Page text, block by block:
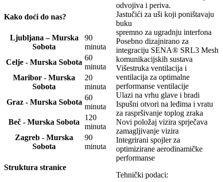
odvojiva i periva.
Jastučići za uši koji poništavaju
buku
spremno za ugradnju interfona
Posebno dizajnirano za
integraciju SENA® SRL3 Mesh
komunikacijskih sustava
Višestruka ventilacija i
ventilacija za optimalne
performanse ventilacije
Ulazi na vrhu glave i bradi
Ispušni otvori na leđima i vratu
za raspršivanje toplog zraka
Novi položaj vizira sprječava
zamagljivanje vizira
Integrirani spojler za
optimizirane aerodinamičke
performanse
Tehnički podaci:
Kako doći do nas?
Ljubljana – Murska
Sobota
90
minuta
Celje - Murska Sobota
60
minuta
Maribor - Murska
Sobota
20
minuta
Graz - Murska Sobota
60
minuta
Beč - Murska Sobota
120
minuta
Zagreb - Murska
Sobota
90
minuta
Struktura stranice